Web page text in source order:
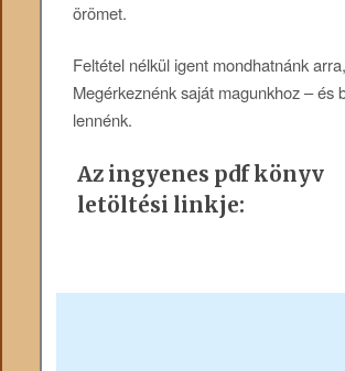
örömet.
Feltétel nélkül igent mondhatnánk
Megérkeznénk saját magunkhoz – és
lennénk.
Az ingyenes pdf könyv
letöltési linkje: